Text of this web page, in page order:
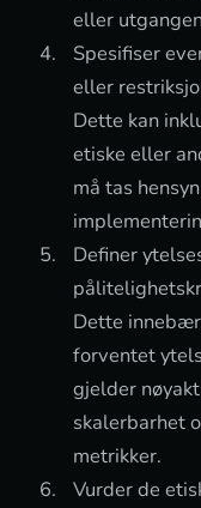
eller
Spesifiser
eller
Dette kan
etiske eller
må tas
Definer
Dette
forventet
gjelder
skalerbarhet
metrikker.
Vurder de